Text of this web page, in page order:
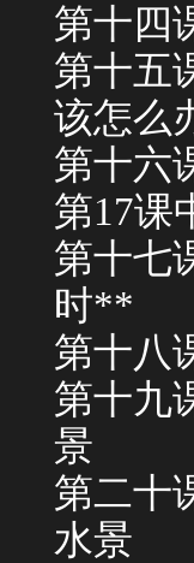
第十四
第十五
该怎么
第十六
第17课
第十七
时**
第十八
第十九
景
第二十
水景